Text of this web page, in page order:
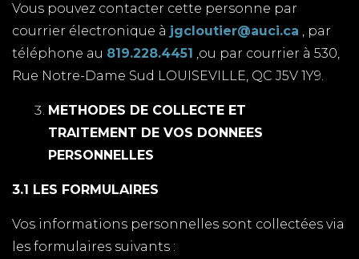
Vous pouvez contacter cette personne par
courrier électronique à jgcloutier@auci.ca , par
téléphone au 819.228.4451 ,ou par courrier à 530,
Rue Notre-Dame Sud LOUISEVILLE, QC J5V 1Y9.
METHODES DE COLLECTE ET
TRAITEMENT DE VOS DONNEES
PERSONNELLES
3.1 LES FORMULAIRES
Vos informations personnelles sont collectées via
les formulaires suivants :